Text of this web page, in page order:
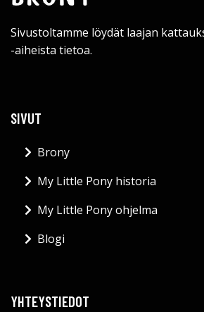
Sivustoltamme löydät laajan
-aiheista tietoa.
SIVUT
Brony
My Little Pony historia
My Little Pony ohjelma
Blogi
YHTEYSTIEDOT